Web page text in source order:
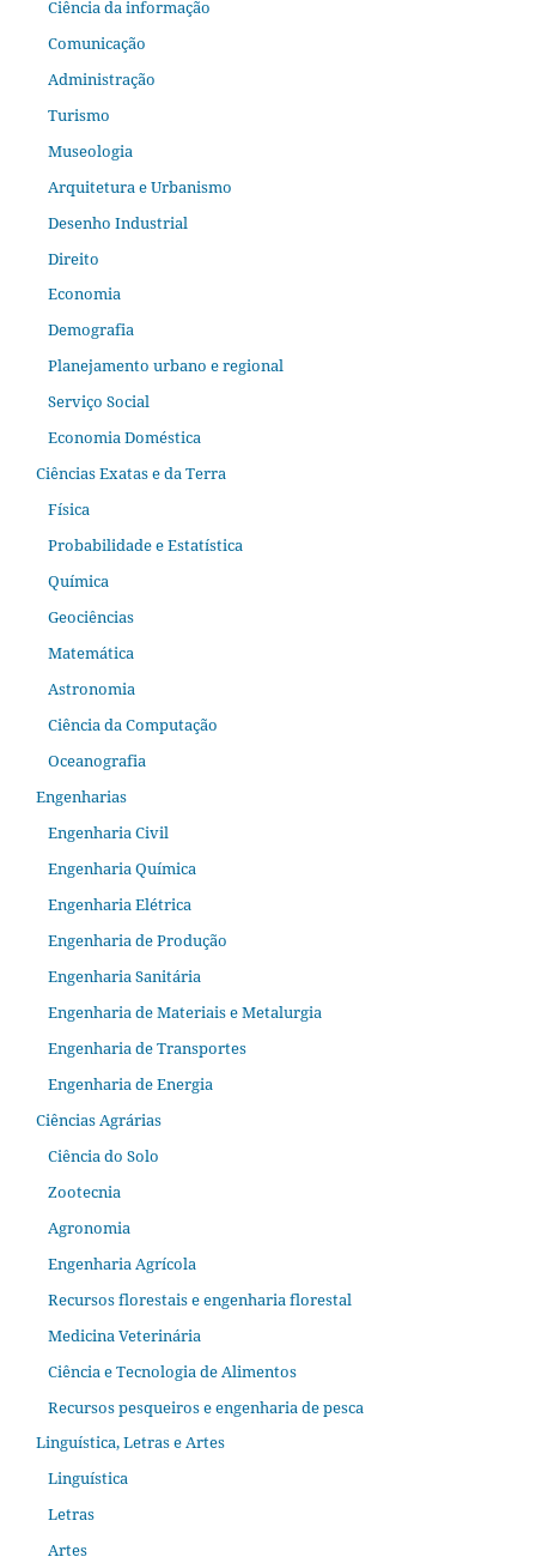
Ciência da informação
Comunicação
Administração
Turismo
Museologia
Arquitetura e Urbanismo
Desenho Industrial
Direito
Economia
Demografia
Planejamento urbano e regional
Serviço Social
Economia Doméstica
Ciências Exatas e da Terra
Física
Probabilidade e Estatística
Química
Geociências
Matemática
Astronomia
Ciência da Computação
Oceanografia
Engenharias
Engenharia Civil
Engenharia Química
Engenharia Elétrica
Engenharia de Produção
Engenharia Sanitária
Engenharia de Materiais e Metalurgia
Engenharia de Transportes
Engenharia de Energia
Ciências Agrárias
Ciência do Solo
Zootecnia
Agronomia
Engenharia Agrícola
Recursos florestais e engenharia florestal
Medicina Veterinária
Ciência e Tecnologia de Alimentos
Recursos pesqueiros e engenharia de pesca
Linguística, Letras e Artes
Linguística
Letras
Artes